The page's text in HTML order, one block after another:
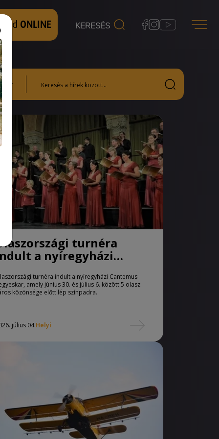
ONLINE
turnéra
a nyíregyházi
Cantemus Vegyeskar,
turnéra indult a nyíregyházi Cantemus
amely június 30. és július 6. között 5 olasz
közönsége előtt lép színpadra.
július 04.Helyi